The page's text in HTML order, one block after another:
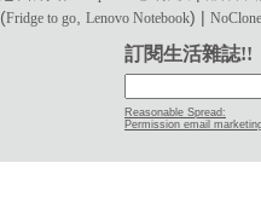
(Fridge to go ,Lenovo Notebook) |